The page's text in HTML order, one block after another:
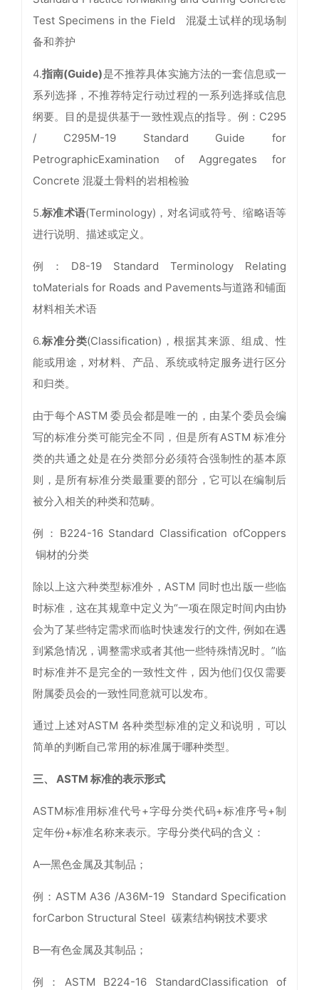
Test Specimens in the Field 混凝土试样的现场制
备和养护
4.指南(Guide)是不推荐具体实施方法的一套信息或一
系列选择，不推荐特定行动过程的一系列选择或信息
纲要。目的是提供基于一致性观点的指导。例：C295
/ C295M-19 Standard Guide for
PetrographicExamination of Aggregates for
Concrete 混凝土骨料的岩相检验
5.标准术语(Terminology)，对名词或符号、缩略语等
进行说明、描述或定义。
例：D8-19 Standard Terminology Relating
toMaterials for Roads and Pavements与道路和铺面
材料相关术语
6.标准分类(Classification)，根据其来源、组成、性
能或用途，对材料、产品、系统或特定服务进行区分
和归类。
由于每个ASTM 委员会都是唯一的，由某个委员会编
写的标准分类可能完全不同，但是所有ASTM 标准分
类的共通之处是在分类部分必须符合强制性的基本原
则，是所有标准分类最重要的部分，它可以在编制后
被分入相关的种类和范畴。
例：B224-16 Standard Classification ofCoppers
铜材的分类
除以上这六种类型标准外，ASTM 同时也出版一些临
时标准，这在其规章中定义为“一项在限定时间内由协
会为了某些特定需求而临时快速发行的文件, 例如在遇
到紧急情况，调整需求或者其他一些特殊情况时。”临
时标准并不是完全的一致性文件，因为他们仅仅需要
附属委员会的一致性同意就可以发布。
通过上述对ASTM 各种类型标准的定义和说明，可以
简单的判断自己常用的标准属于哪种类型。
三、 ASTM 标准的表示形式
ASTM标准用标准代号+字母分类代码+标准序号+制
定年份+标准名称来表示。字母分类代码的含义：
A—黑色金属及其制品；
例：ASTM A36 /A36M-19 Standard Specification
forCarbon Structural Steel 碳素结构钢技术要求
B—有色金属及其制品；
例：ASTM B224-16 StandardClassification of